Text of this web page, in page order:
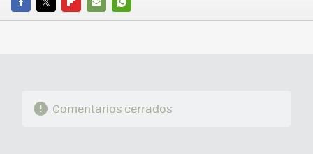
FACEBOOK
TWITTERFLIPBOARD
E-
WHATSAPP
Comentarios cerrados